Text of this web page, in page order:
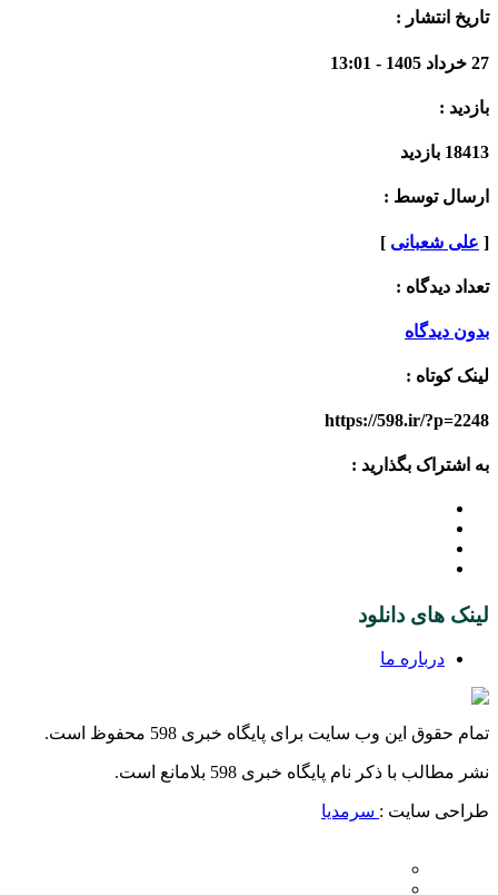
تاریخ انتشار :
27 خرداد 1405 - 13:01
بازدید :
18413 بازدید
ارسال توسط :
[ علی شعبانی ]
تعداد دیدگاه :
بدون دیدگاه
لینک کوتاه :
https://598.ir/?p=2248
به اشتراک بگذارید :
لینک های دانلود
درباره ما
تمام حقوق این وب سایت برای پایگاه خبری 598 محفوظ است.
نشر مطالب با ذکر نام پایگاه خبری 598 بلامانع است.
طراحی سایت : سرمدیا